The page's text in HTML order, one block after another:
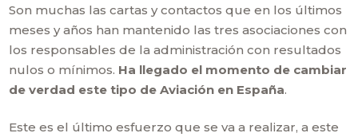
Son muchas las cartas y contactos que en los últimos
meses y años han mantenido las tres asociaciones con
los responsables de la administración con resultados
nulos o mínimos. Ha llegado el momento de cambiar
de verdad este tipo de Aviación en España.
Este es el último esfuerzo que se va a realizar, a este